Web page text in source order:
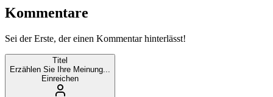
Kommentare
Sei der Erste, der einen Kommentar hinterlässt!
Titel
Erzählen Sie Ihre Meinung...
Einreichen